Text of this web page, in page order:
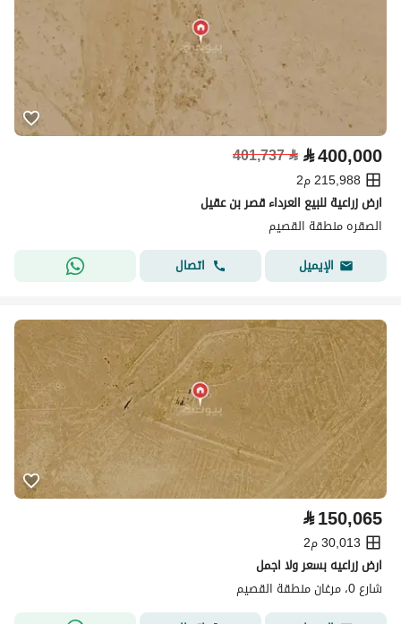
⃁400,000
⃁
401,737
215,988 م2
ارض زراعية للبيع العرداء قصر بن عقيل
الصقره منطقة القصيم
الإيميل
اتصال
⃁150,065
30,013 م2
ارض زراعيه بسعر ولا اجمل
شارع 0، مرغان منطقة القصيم